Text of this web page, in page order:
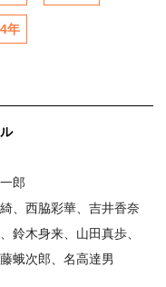
年
郎
、西脇彩華、吉井香奈
鈴木身来、山田真歩、
蛾次郎、名高達男